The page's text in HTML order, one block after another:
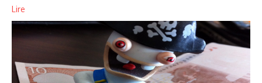
Lire